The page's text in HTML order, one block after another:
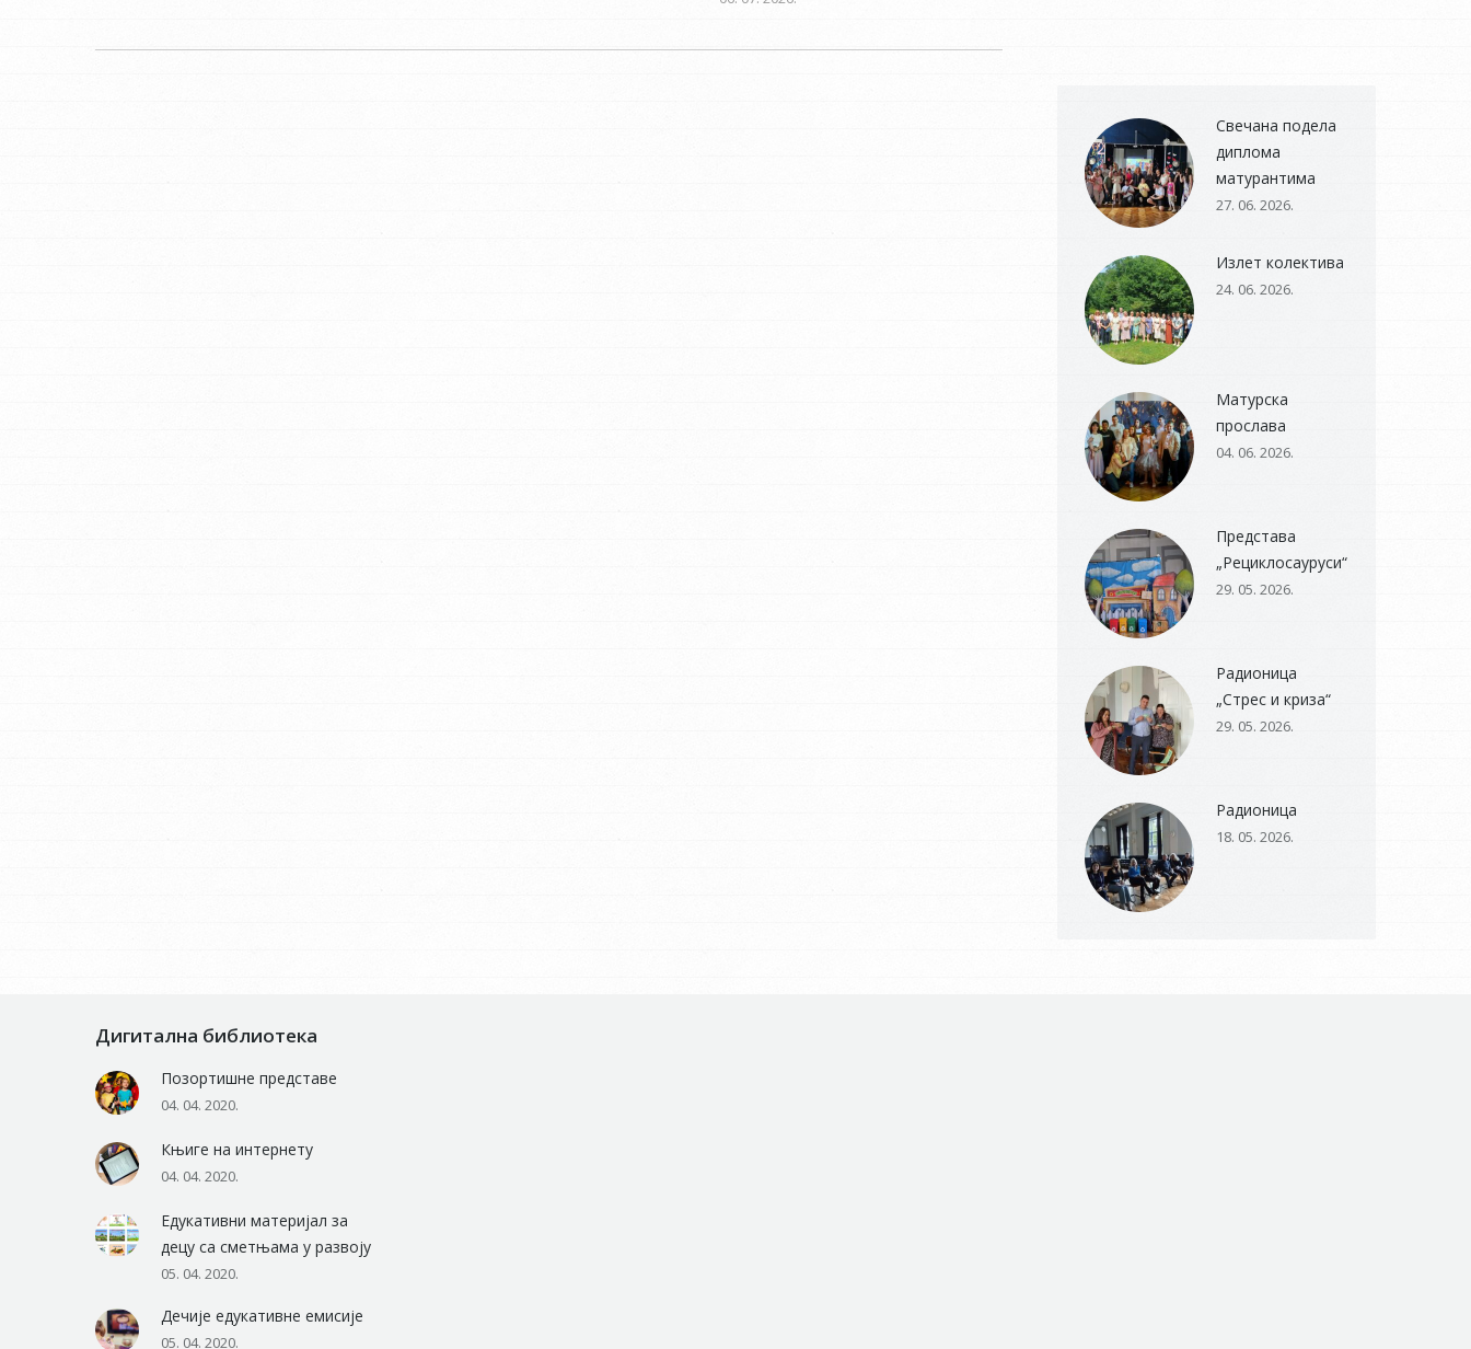
Свечана подела
диплома
матурантима
27. 06. 2026.
Излет колектива
24. 06. 2026.
Матурска
прослава
04. 06. 2026.
Представа
„Рециклосауруси“
29. 05. 2026.
Радионица
„Стрес и криза“
29. 05. 2026.
Радионица
18. 05. 2026.
Дигитална библиотека
Позортишне представе
04. 04. 2020.
Књиге на интернету
04. 04. 2020.
Едукативни материјал за
децу са сметњама у развоју
05. 04. 2020.
Дечије едукативне емисије
05. 04. 2020.